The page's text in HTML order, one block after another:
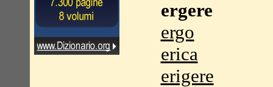
ergere
ergo
erica
erigere